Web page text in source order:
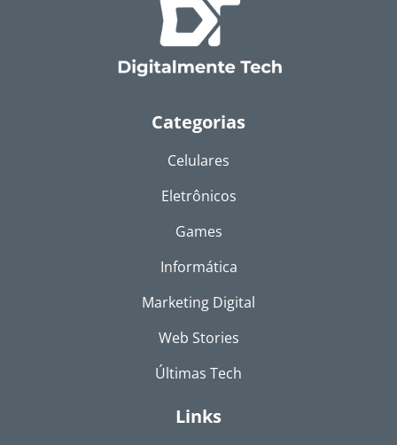
Categorias
Celulares
Eletrônicos
Games
Informática
Marketing Digital
Web Stories
Últimas Tech
Links